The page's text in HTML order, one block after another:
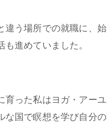
違う場所での就職に、
進めていました。
育った私はヨガ・アー
な国で瞑想を学び自分